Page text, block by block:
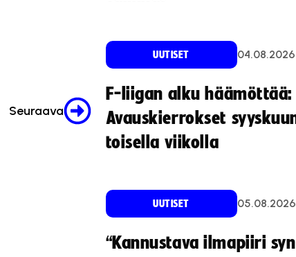
Seuraava
UUTISET 04.08.2026
F-liigan alku häämöttää:
Avauskierrokset
toisella viikolla
UUTISET 05.08.2026
“Kannustava ilmapiiri